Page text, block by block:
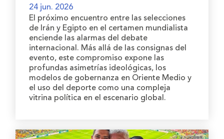
24 jun. 2026
El próximo encuentro entre las selecciones
de Irán y Egipto en el certamen mundialista
enciende las alarmas del debate
internacional. Más allá de las consignas del
evento, este compromiso expone las
profundas asimetrías ideológicas, los
modelos de gobernanza en Oriente Medio y
el uso del deporte como una compleja
vitrina política en el escenario global.